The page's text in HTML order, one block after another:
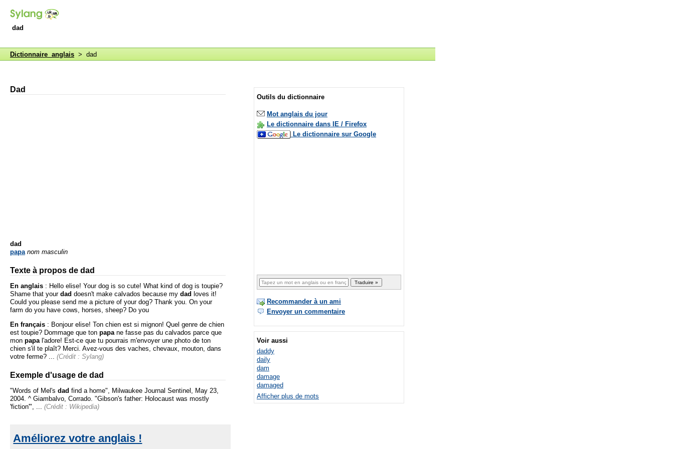
dad
Dictionnaire anglais > dad
Dad
dad
papa nom masculin
Texte à propos de dad
En anglais : Hello elise! Your dog is so cute! What kind of dog is toupie?
Shame that your dad doesn't make calvados because my dad loves it!
Could you please send me a picture of your dog? Thank you. On your
farm do you have cows, horses, sheep? Do you
En français : Bonjour elise! Ton chien est si mignon! Quel genre de chien
est toupie? Dommage que ton papane fasse pas du calvados parce que
mon papal'adore! Est-ce que tu pourrais m'envoyer une photo de ton
chien s'il te plaît? Merci. Avez-vous des vaches, chevaux, mouton, dans
votre ferme? ... (Crédit : Sylang)
Exemple d'usage de dad
"Words of Mel's dad find a home", Milwaukee Journal Sentinel, May 23,
2004. ^ Giambalvo, Corrado. "Gibson's father: Holocaust was mostly
'fiction'", ... (Crédit : Wikipedia)
Outils du dictionnaire
Mot anglais du jour
Le dictionnaire dans IE / Firefox
Le dictionnaire sur Google
Recommander à un ami
Envoyer un commentaire
Voir aussi
daddy
daily
dam
damage
damaged
Afficher plus de mots